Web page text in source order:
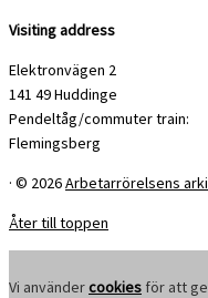
Visiting address
Elektronvägen 2
141 49 Huddinge
Pendeltåg/commuter train:
Flemingsberg
· © 2026Arbetarrörelsens
Åter till toppen
Vi användercookies för att